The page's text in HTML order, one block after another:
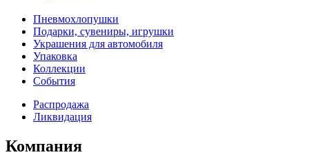
Пневмохлопушки
Подарки, сувениры, игрушки
Украшения для автомобиля
Упаковка
Коллекции
События
Распродажа
Ликвидация
Компания